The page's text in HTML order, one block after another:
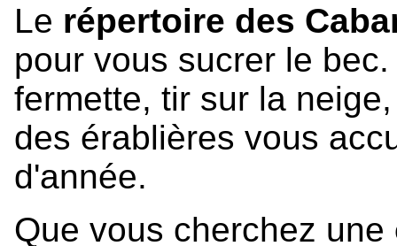
Le répertoire des
pour vous sucrer le
fermette, tir sur la
des érablières vous
d'année.
Que vous cherchez une